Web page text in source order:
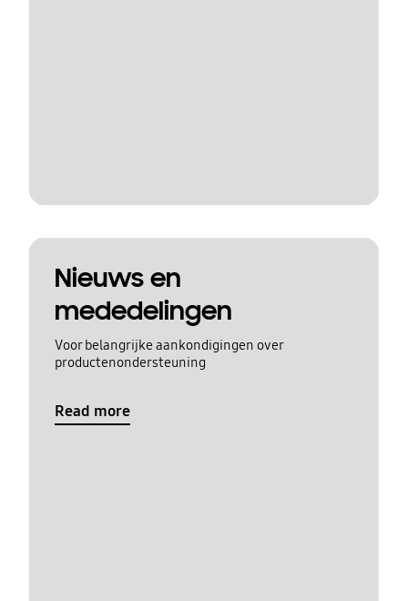
Nieuws en
mededelingen
Voor belangrijke aankondigingen over
productenondersteuning
Read more